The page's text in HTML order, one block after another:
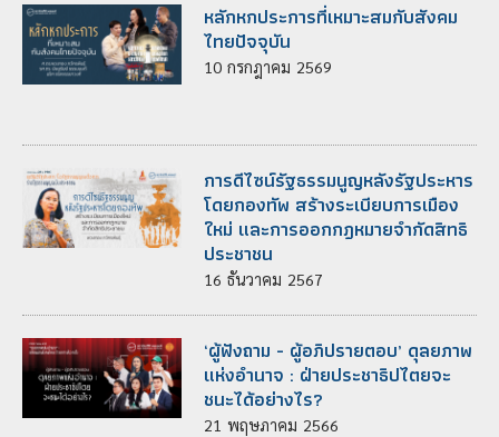
หลักหกประการที่เหมาะสมกับสังคม
ไทยปัจจุบัน
10 กรกฎาคม 2569
การดีไซน์รัฐธรรมนูญหลังรัฐประหาร
โดยกองทัพ สร้างระเบียบการเมือง
ใหม่ และการออกกฎหมายจำกัดสิทธิ
ประชาชน
16 ธันวาคม 2567
‘ผู้ฟังถาม - ผู้อภิปรายตอบ’ ดุลยภาพ
แห่งอำนาจ : ฝ่ายประชาธิปไตยจะ
ชนะได้อย่างไร?
21 พฤษภาคม 2566